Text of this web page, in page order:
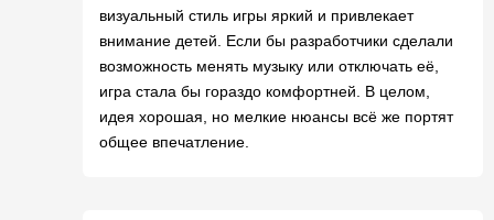
визуальный стиль игры яркий и привлекает
внимание детей. Если бы разработчики сделали
возможность менять музыку или отключать её,
игра стала бы гораздо комфортней. В целом,
идея хорошая, но мелкие нюансы всё же портят
общее впечатление.